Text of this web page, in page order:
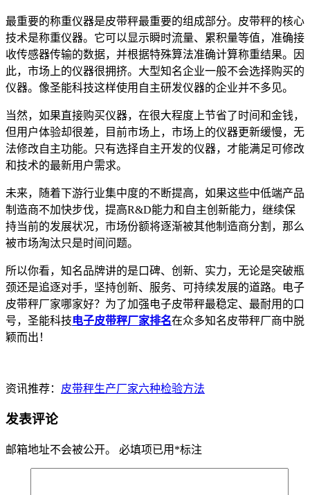
最重要的称重仪器是皮带秤最重要的组成部分。皮带秤的核心
技术是称重仪器。它可以显示瞬时流量、累积量等值，准确接
收传感器传输的数据，并根据特殊算法准确计算称重结果。因
此，市场上的仪器很拥挤。大型知名企业一般不会选择购买的
仪器。像圣能科技这样使用自主研发仪器的企业并不多见。
当然，如果直接购买仪器，在很大程度上节省了时间和金钱，
但用户体验却很差，目前市场上，市场上的仪器更新缓慢，无
法修改自主功能。只有选择自主开发的仪器，才能满足可修改
和技术的最新用户需求。
未来，随着下游行业集中度的不断提高，如果这些中低端产品
制造商不加快步伐，提高R&D能力和自主创新能力，继续保
持当前的发展状况，市场份额将逐渐被其他制造商分割，那么
被市场淘汰只是时间问题。
所以你看，知名品牌讲的是口碑、创新、实力，无论是突破瓶
颈还是追逐对手，坚持创新、服务、可持续发展的道路。电子
皮带秤厂家哪家好？为了加强电子皮带秤最稳定、最耐用的口
号，圣能科技电子皮带秤厂家排名在众多知名皮带秤厂商中脱
颖而出！
资讯推荐： 皮带秤生产厂家六种检验方法
发表评论
邮箱地址不会被公开。 必填项已用 *标注